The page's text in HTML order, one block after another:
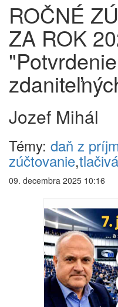
ROČNÉ
ZA ROK
Jozef Mihál
Témy: daň z
zúčtovanie,tlačivá
09. decembra 2025 10:16